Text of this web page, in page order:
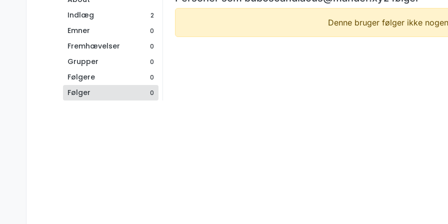
Indlæg
2
Emner 0
Fremhævelser 0
Grupper 0
Følgere 0
Følger 0
Denne bruger følger ikke